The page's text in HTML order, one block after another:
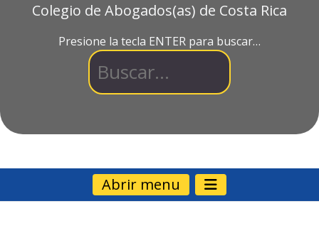
Colegio de Abogados(as) de Costa Rica
Presione la tecla ENTER para buscar…
Abrir menu